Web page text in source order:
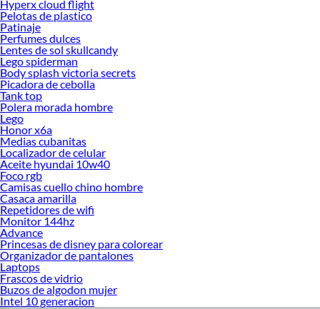
Hyperx cloud flight
Pelotas de plastico
Patinaje
Perfumes dulces
Lentes de sol skullcandy
Lego spiderman
Body splash victoria secrets
Picadora de cebolla
Tank top
Polera morada hombre
Lego
Honor x6a
Medias cubanitas
Localizador de celular
Aceite hyundai 10w40
Foco rgb
Camisas cuello chino hombre
Casaca amarilla
Repetidores de wifi
Monitor 144hz
Advance
Princesas de disney para colorear
Organizador de pantalones
Laptops
Frascos de vidrio
Buzos de algodon mujer
Intel 10 generacion